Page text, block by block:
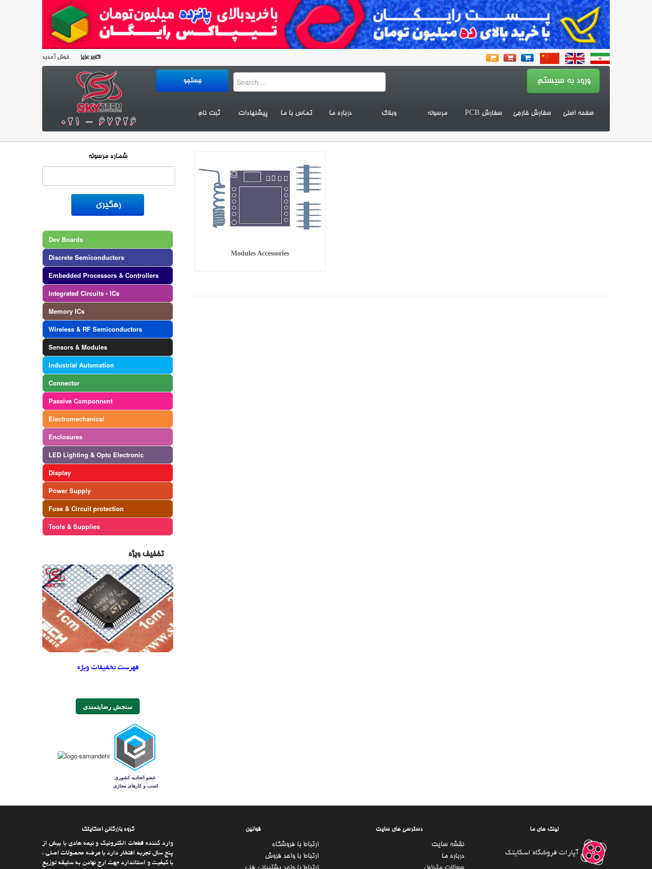
کاربر عزیزخوش آمدید!
صفحه اصلی سفارش خارجی سفارش PCB مرسوله وبلاگ درباره ما تماس با ما پیشنهادات ثبت نام
شماره مرسوله
Dev Boards
Discrete Semiconductors
Embedded Processors & Controllers
Integrated Circuits - ICs
Memory ICs
Wireless & RF Semiconductors
Sensors & Modules
Industrial Automation
Connector
Passive Componnent
Electromechanical
Enclosures
LED Lighting & Opto Electronic
Display
Power Supply
Fuse & Circuit protection
Tools & Supplies
تخفیف ویژه
فهرست تخفیفات ویژه
سنجش رضایتمندی
Modules Accessories
گروه بازرگانی اسکایتک
وارد كننده قطعات الکترونیک و نیمه هادی با بیش از
پنج سال تجربه افتخار دارد با عرضه محصولات اصلی ،
با كیفیت و استاندارد جهت ارج نهادن به سلیقه توزیع
قوانین
ارتباط با فروشگاه
ارتباط با واحد فروش
دسترسی های سایت
نقشه سایت
درباره ما
لینک های ما
آپارات فروشگاه اسکایتک